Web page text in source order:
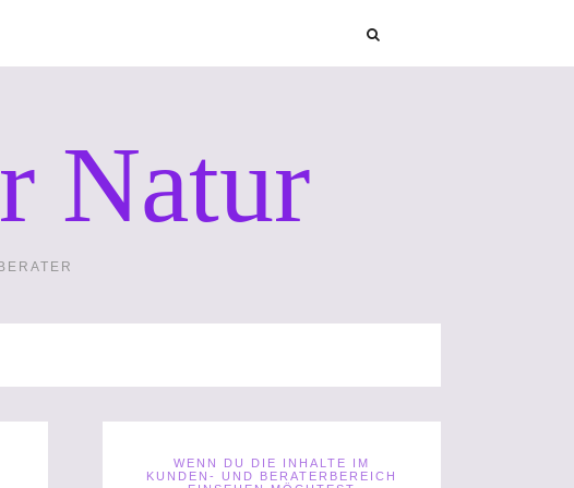
Natur
WENN DU DIE INHALTE IM
KUNDEN- UND BERATERBEREICH